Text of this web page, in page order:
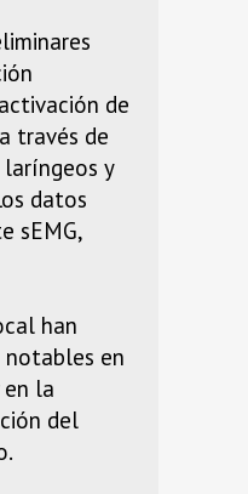
de
través de
y
datos
sEMG,
han
en
la
del